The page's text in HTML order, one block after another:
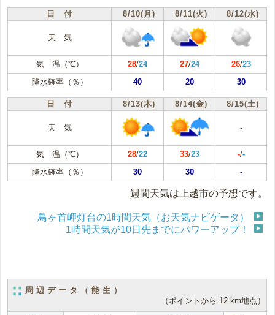
日 付 8/10(月) 8/11(火) 8/12(水)
天 気
気 温（℃） 28/24 27/24 26/23
降水確率（％）
40 20 30
日 付 8/13(木) 8/14(金) 8/15(土)
天 気 -
気 温（℃） 28/22 33/23 -/-
降水確率（％）
30 30 -
週間天気は上越市の予想です。
鳥ヶ首岬灯台の1時間天気（お天気ナビゲータ）
1時間天気が10日先までにパワーアップ！
周辺データ（能生）
（ポイントから 12 km地点）